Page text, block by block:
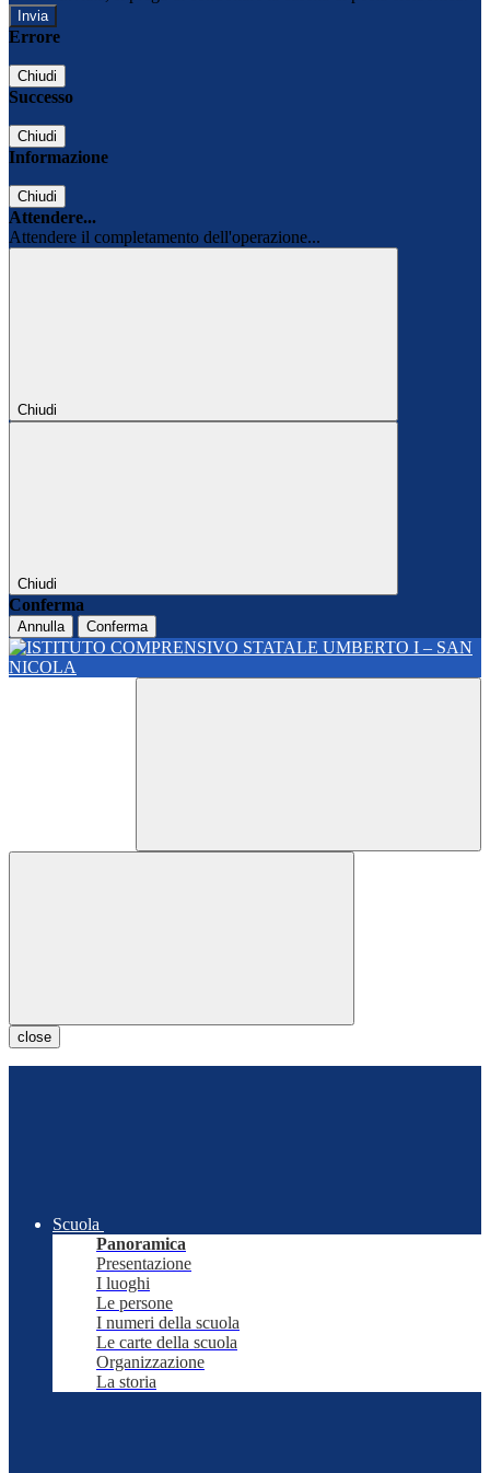
Errore
Chiudi
Successo
Chiudi
Informazione
Chiudi
Attendere...
Attendere il completamento dell'operazione...
Chiudi
Chiudi
Conferma
Annulla Conferma
close
Scuola
Panoramica
Presentazione
I luoghi
Le persone
I numeri della scuola
Le carte della scuola
Organizzazione
La storia